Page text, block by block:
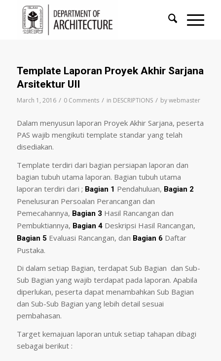
Template Laporan Proyek Akhir Sarjana
Arsitektur UII
March 1, 2016 / 0 Comments / in DESCRIPTIONS / bywebmaster
Dalam menyusun laporan Proyek Akhir Sarjana, peserta
PAS wajib mengikuti template standar yang telah
disediakan.
Template terdiri dari bagian persiapan laporan dan
bagian tubuh utama laporan. Bagian tubuh utama
laporan terdiri dari ; Bagian 1 Pendahuluan, Bagian 2
Penelusuran Persoalan Perancangan dan
Pemecahannya, Bagian 3 Hasil Rancangan dan
Pembuktiannya, Bagian 4Deskripsi Hasil Rancangan,
Bagian 5 Evaluasi Rancangan, dan Bagian 6 Daftar
Pustaka.
Di dalam setiap Bagian, terdapat Sub Bagian dan Sub-
Sub Bagian yang wajib terdapat pada laporan. Apabila
diperlukan, peserta dapat menambahkan Sub Bagian
dan Sub-Sub Bagian yang lebih detail sesuai
pembahasan.
Target kemajuan laporan untuk setiap tahapan dibagi
sebagai berikut :